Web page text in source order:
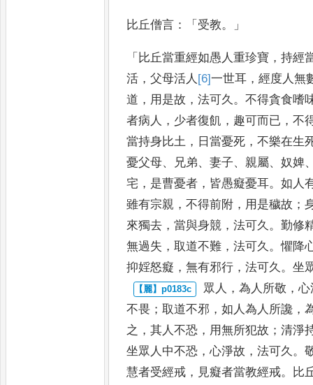
比丘僧言 ：「 受教。」
「 比丘當重經如愚 人重珍寶 ，持經
活 ，父母活人 [6]一世耳 ，經度人無
道 ， 用是故 ，法可久。不得貪食嗜
者病人 ， 少者復飢 ， 趣可而已 ，不
當持身比土 ， 日當憂死 ，不樂在生
憂父母、 兄弟、妻子、親屬、奴婢
宅 ， 是曹憂者 ， 皆愚癡憂耳。如人
雖有宗親 ，不得前附 ， 用是穢故 ；
來獨去 ，當與身競 ，法可久。勤修
無過失 ，取道不難 ，法可久。懼降
抑婬怒癡 ，無有邪行 ，法可久。坐
眾人 ，為人所敬 ，心
不畏 ；取道不邪 ，如人為人所讒 ，
之 ，其人不恐 ， 用無所犯故 ；清淨
坐眾人中不恐 ，心淨故 ，法可久。
慧者受經戒 ， 見癡者當教經戒。
比